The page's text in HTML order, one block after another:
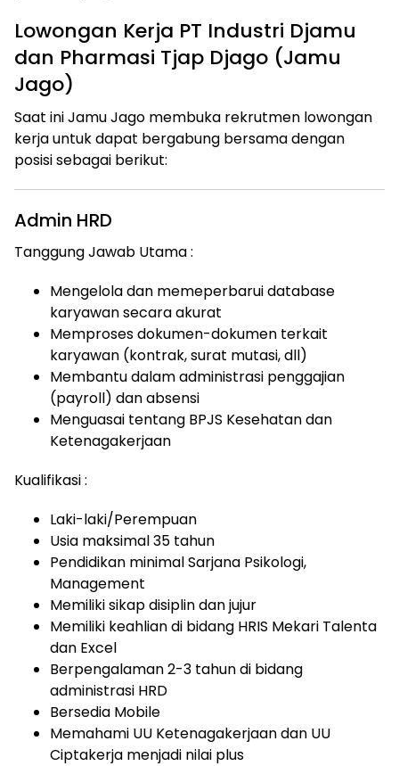
Lowongan Kerja PT Industri Djamu
dan Pharmasi Tjap Djago (Jamu
Jago)
Saat ini Jamu Jago membuka rekrutmen lowongan
kerja untuk dapat bergabung bersama dengan
posisi sebagai berikut:
Admin HRD
Tanggung Jawab Utama :
Mengelola dan memeperbarui database
karyawan secara akurat
Memproses dokumen-dokumen terkait
karyawan (kontrak, surat mutasi, dll)
Membantu dalam administrasi penggajian
(payroll) dan absensi
Menguasai tentang BPJS Kesehatan dan
Ketenagakerjaan
Kualifikasi :
Laki-laki/Perempuan
Usia maksimal 35 tahun
Pendidikan minimal Sarjana Psikologi,
Management
Memiliki sikap disiplin dan jujur
Memiliki keahlian di bidang HRIS Mekari Talenta
dan Excel
Berpengalaman 2-3 tahun di bidang
administrasi HRD
Bersedia Mobile
Memahami UU Ketenagakerjaan dan UU
Ciptakerja menjadi nilai plus